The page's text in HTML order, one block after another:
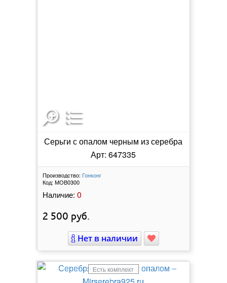
Серьги с опалом черным из серебра
Арт: 647335
Производство: Гонконг
Код: МОВ0300
Наличие: 0
2 500 руб.
Нет в наличии
Есть комплект